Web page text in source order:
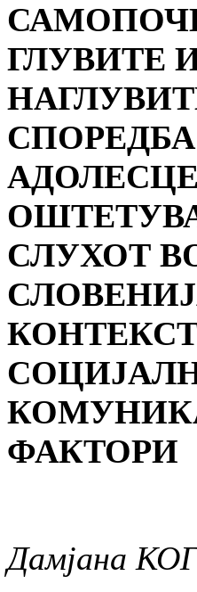
ГЛУВИТЕ
СЛУХОТ
ФАКТОРИ
Дамјана